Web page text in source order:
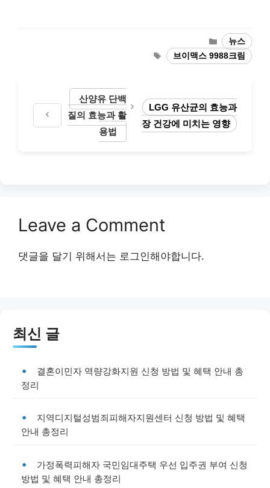
Categories
뉴스
Tags브이맥스 9988크림
산양유 단백
질의 효능과 활
용법
LGG 유산균의 효능과
장 건강에 미치는 영향
Leave a Comment
댓글을 달기 위해서는 로그인해야합니다.
최신 글
결혼이민자 역량강화지원 신청 방법 및 혜택 안내 총
정리
지역디지털성범죄피해자지원센터 신청 방법 및 혜택
안내 총정리
가정폭력피해자 국민임대주택 우선 입주권 부여 신청
방법 및 혜택 안내 총정리